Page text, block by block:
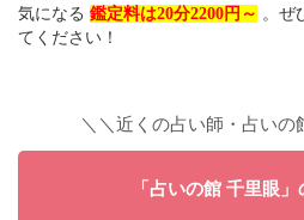
気になる 鑑定料は20分2200円～ 。ぜ
てください！
＼＼近くの占い師・占いの
「占いの館 千里眼